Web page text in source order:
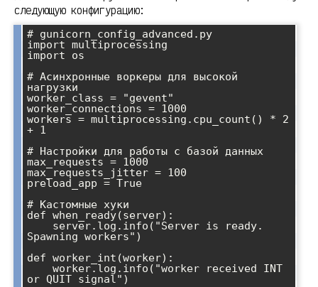
следующую конфигурацию:
# gunicorn_config_advanced.py
import multiprocessing
import os
# Асинхронные воркеры для высокой
нагрузки
worker_class = "gevent"
worker_connections = 1000
workers = multiprocessing.cpu_count() * 2
+ 1
# Настройки для работы с базой данных
max_requests = 1000
max_requests_jitter = 100
preload_app = True
# Кастомные хуки
def when_ready(server):
Spawning workers")
def worker_int(worker):
or QUIT signal")